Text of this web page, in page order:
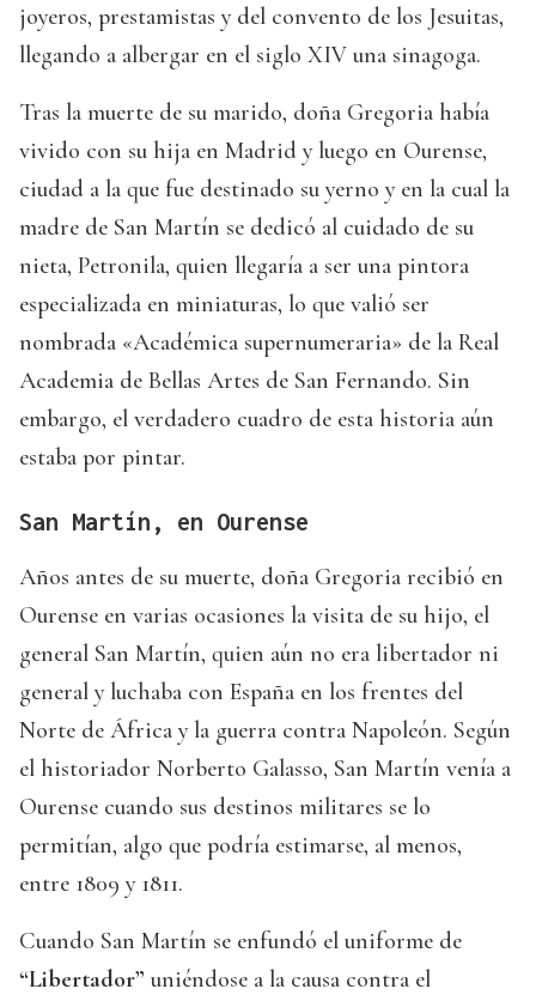
joyeros, prestamistas y del convento de los Jesuitas,
llegando a albergar en el siglo XIV una sinagoga.
Tras la muerte de su marido, doña Gregoria había
vivido con su hija en Madrid y luego en Ourense,
ciudad a la que fue destinado su yerno y en la cual la
madre de San Martín se dedicó al cuidado de su
nieta, Petronila, quien llegaría a ser una pintora
especializada en miniaturas, lo que valió ser
nombrada «Académica supernumeraria» de la Real
Academia de Bellas Artes de San Fernando. Sin
embargo, el verdadero cuadro de esta historia aún
estaba por pintar.
San Martín, en Ourense
Años antes de su muerte, doña Gregoria recibió en
Ourense en varias ocasiones la visita de su hijo, el
general San Martín, quien aún no era libertador ni
general y luchaba con España en los frentes del
Norte de África y la guerra contra Napoleón. Según
el historiador Norberto Galasso, San Martín venía a
Ourense cuando sus destinos militares se lo
permitían, algo que podría estimarse, al menos,
entre 1809 y 1811.
Cuando San Martín se enfundó el uniforme de
“Libertador” uniéndose a la causa contra el